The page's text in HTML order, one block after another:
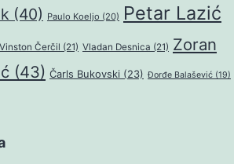
(40) Paulo Koeljo (20) Petar Lazić
Vinston Čerčil (21) Vladan Desnica (21) Zoran
(43) Čarls Bukovski (23) Đorđe Balašević (19)